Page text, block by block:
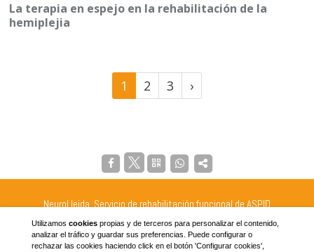
La terapia en espejo en la rehabilitación de la
hemiplejia
1 (current)
2 3 ›Próxima
página
NeuroLleida, Servicio de rehabilitación funcional de ASPID
C/Príncep de Viana 94, 25008 Lleida
Teléfono: 973228980
Email:info@neurolleida.cat
Utilizamos cookiespropias y de terceros para personalizar el contenido,
analizar el tráfico y guardar sus preferencias. Puede configurar o
rechazar las cookies haciendo click en el botón 'Configurar cookies',